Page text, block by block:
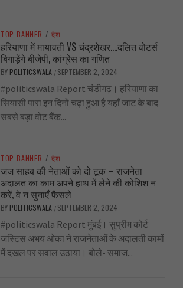
TOP BANNER / देश
हरियाणा में मायावती VS चंद्रशेखर….दलित वोटर्स
बिगाड़ेंगे बीजेपी, कांग्रेस का गणित
BY POLITICSWALA / SEPTEMBER 2, 2024
#politicswala Report चंडीगढ़। हरियाणा का
सियासी पारा इन दिनों चढ़ा हुआ है यहाँ जाट के बाद
सबसे बड़ा वोट बैंक...
TOP BANNER / देश
जज साहब की नेताओं को दो टूक – राजनेता
अदालत का काम अपने हाथ में लेने की कोशिश न
करें, वे न सुनाएँ फैसले
BY POLITICSWALA / SEPTEMBER 2, 2024
#politicswala Report मुंबई। सुप्रीम कोर्ट
जस्टिस अभय ओका ने राजनेताओं के अदालती कामों
में दखल पर सवाल उठाया। बोले- समाज...